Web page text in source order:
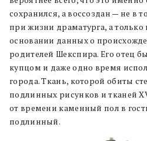
сохранился, а воссоздан — не в
при жизни драматурга, а
основании данных о
родителей Шекспира. Его отец
купцом и даже одно время
города. Ткань, которой обиты
подлинных рисунков и тканей
от времени каменный пол в
подлинный.